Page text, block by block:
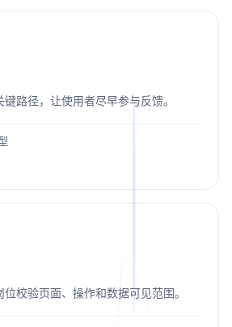
路径，让使用者尽早参与反馈。
校验页面、操作和数据可见范围。